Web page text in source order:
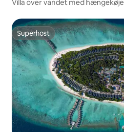
Villa over vandet med hængekøje
Superhost
Superhost